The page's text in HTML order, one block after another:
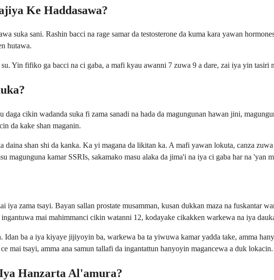
Ke Haddasawa?
suka sani. Rashin bacci na rage samar da testosterone da kuma kara yawan
hutawa.
Yin fifiko ga bacci na ci gaba, a mafi kyau awanni 7 zuwa 9 a dare, zai iya yin tasiri
cikin wadanda suka fi zama sanadi na hada da magungunan hawan jini,
da kake shan maganin.
daina shan shi da kanka. Ka yi magana da likitan ka. A mafi yawan lokuta, canza
magunguna kamar SSRIs, sakamako masu alaka da jima'i na iya ci gaba har na 'yan
iya zama tsayi. Bayan sallan prostate musamman, kusan dukkan maza na fuskantar
mai mahimmanci cikin watanni 12, kodayake cikakken warkewa na iya
ba a iya kiyaye jijiyoyin ba, warkewa ba ta yiwuwa kamar yadda take, amma
mai tsayi, amma ana samun tallafi da ingantattun hanyoyin magancewa a duk lokacin.
Hanzarta Al'amura?